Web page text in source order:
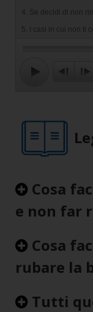
4. Se decidi di non
5. I casi in cui non ti
Cosa
e non far
Cosa
rubare la
Tutti